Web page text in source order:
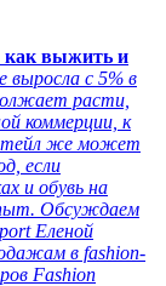
как выжить и
выросла с 5% в
расти,
коммерции, к
же может
если
и обувь на
Обсуждаем
Еленой
в fashion-
Fashion